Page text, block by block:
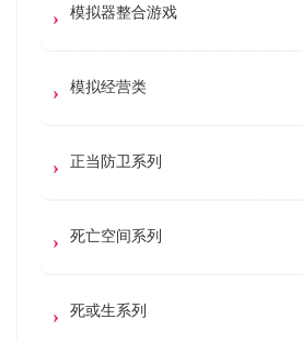
模拟器整合游戏
模拟经营类
正当防卫系列
死亡空间系列
死或生系列